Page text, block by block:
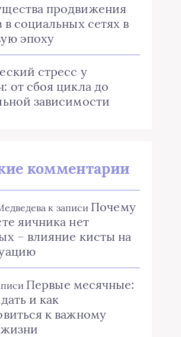
продвижения
в социальных сетях в
эпоху
стресс у
от сбоя цикла до
зависимости
комментарии
к записи Почему
яичника нет
– влияние кисты на
Первые месячные:
и как
к важному
жизни